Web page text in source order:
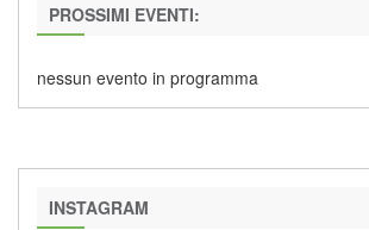
PROSSIMI EVENTI:
nessun evento in programma
INSTAGRAM